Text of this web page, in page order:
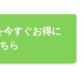
すぐお得に
ら